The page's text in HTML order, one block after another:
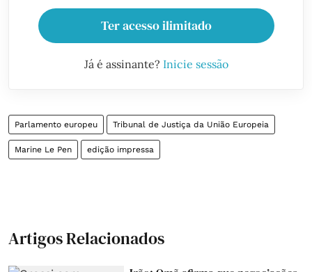
Ter acesso ilimitado
Já é assinante? Inicie sessão
Parlamento europeu Tribunal de Justiça da União Europeia
Marine Le Pen edição impressa
Artigos Relacionados